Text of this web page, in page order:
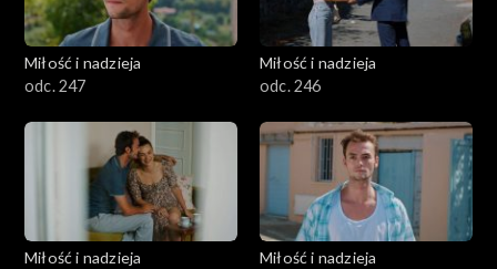
Miłość i nadzieja
odc. 247
Miłość i nadzieja
odc. 246
Miłość i nadzieja
Miłość i nadzieja